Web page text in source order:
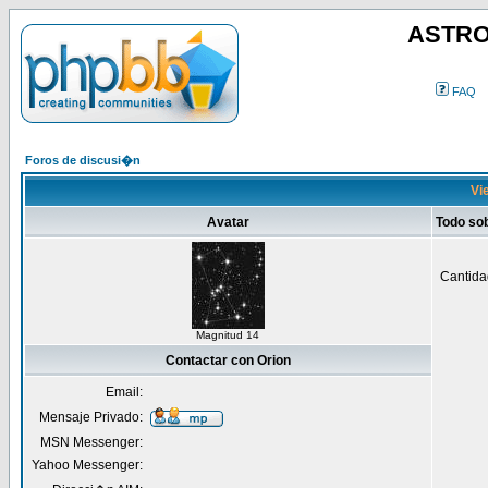
FAQ
Foros de discusi�n
Avatar Todo
Magnitud 14
Contactar con Orion
Email:
Mensaje Privado:
MSN Messenger:
Yahoo Messenger: